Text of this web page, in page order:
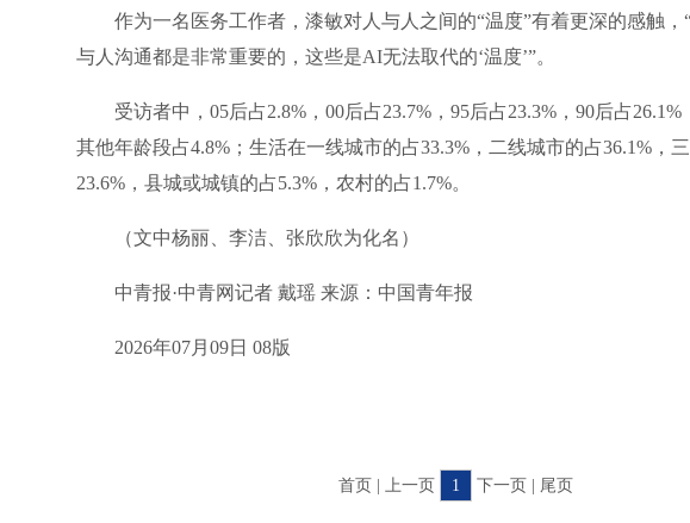
作为一名医务工作者，漆敏对人与人之间的“温度”有着更深的感触，“
与人沟通都是非常重要的，这些是AI无法取代的‘温度’”。
受访者中，05后占2.8%，00后占23.7%，95后占23.3%，90后占26.1%
其他年龄段占4.8%；生活在一线城市的占33.3%，二线城市的占36.1%，
23.6%，县城或城镇的占5.3%，农村的占1.7%。
（文中杨丽、李洁、张欣欣为化名）
中青报·中青网记者 戴瑶 来源：中国青年报
2026年07月09日 08版
首页 | 上一页 1 下一页 | 尾页